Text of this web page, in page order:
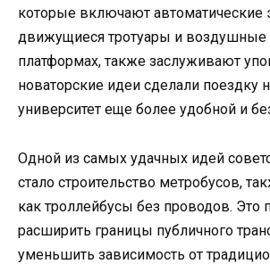
которые включают автоматические
движущиеся тротуары и воздушные
платформах, также заслуживают
новаторские идеи сделали поездку
университет еще более удобной и
Одной из самых удачных идей
стало строительство метробусов,
как троллейбусы без проводов. Это
расширить границы публичного
уменьшить зависимость от